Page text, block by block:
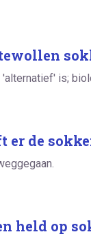
'alternatief' is;
er de
held op